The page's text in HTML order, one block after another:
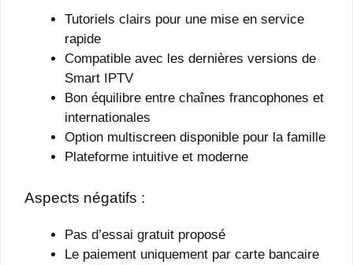
Tutoriels clairs pour une mise en service
rapide
Compatible avec les dernières versions de
Smart IPTV
Bon équilibre entre chaînes francophones et
internationales
Option multiscreen disponible pour la famille
Plateforme intuitive et moderne
Aspects négatifs :
Pas d’essai gratuit proposé
Le paiement uniquement par carte bancaire